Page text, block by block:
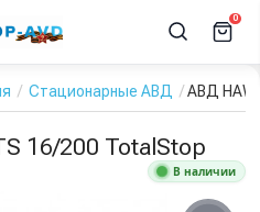
0
Стационарные АВД АВД
16/200 TotalStop
В наличии